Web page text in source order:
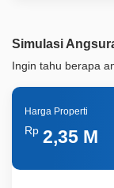
Simulasi
Ingin tahu berapa
Harga Properti
Rp 2,35 M